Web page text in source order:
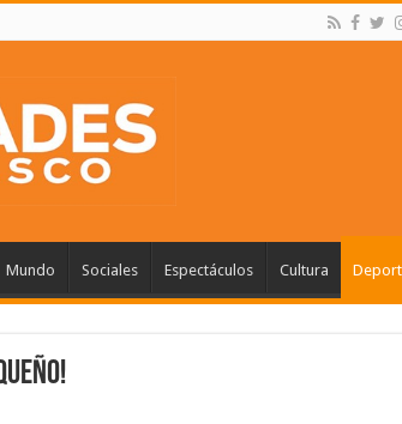
Mundo Sociales Espectáculos Cultura